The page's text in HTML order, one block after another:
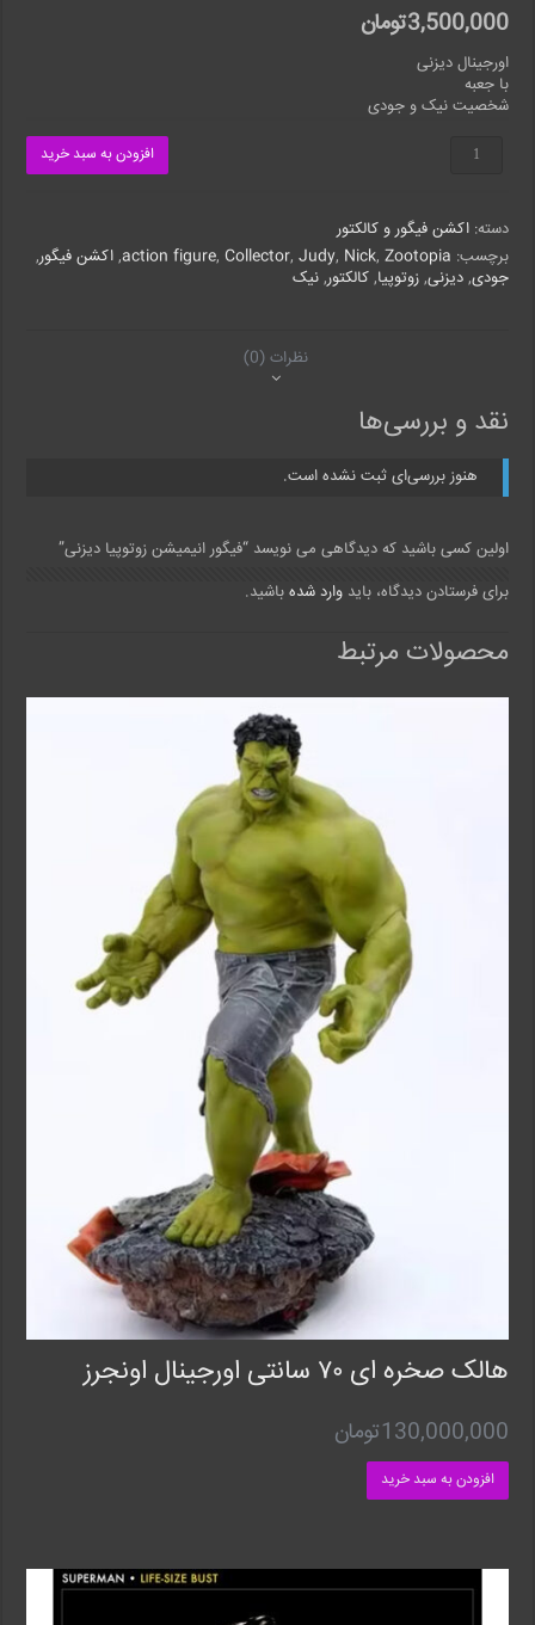
3,500,000تومان
اورجینال دیزنی
با جعبه
شخصیت نیک و جودی
فیگور
انیمیشن
عدد
افزودن به سبد خرید
دسته:اکشن فیگور و کالکتور
برچسب:
action figure, Collector, Judy, Nick, Zootopia
,اکشن فیگور,
جودی,دیزنی,زوتوپیا,کالکتور,نیک
نظرات (0)
نقد و بررسی‌ها
هنوز بررسی‌ای ثبت نشده است.
اولین کسی باشید که دیدگاهی می نویسد “فیگور انیمیشن زوتوپیا دیزنی”
برای فرستادن دیدگاه، بایدوارد شده باشید.
محصولات مرتبط
هالک صخره ای ۷۰ سانتی اورجینال اونجرز
130,000,000تومان
افزودن به سبد خرید